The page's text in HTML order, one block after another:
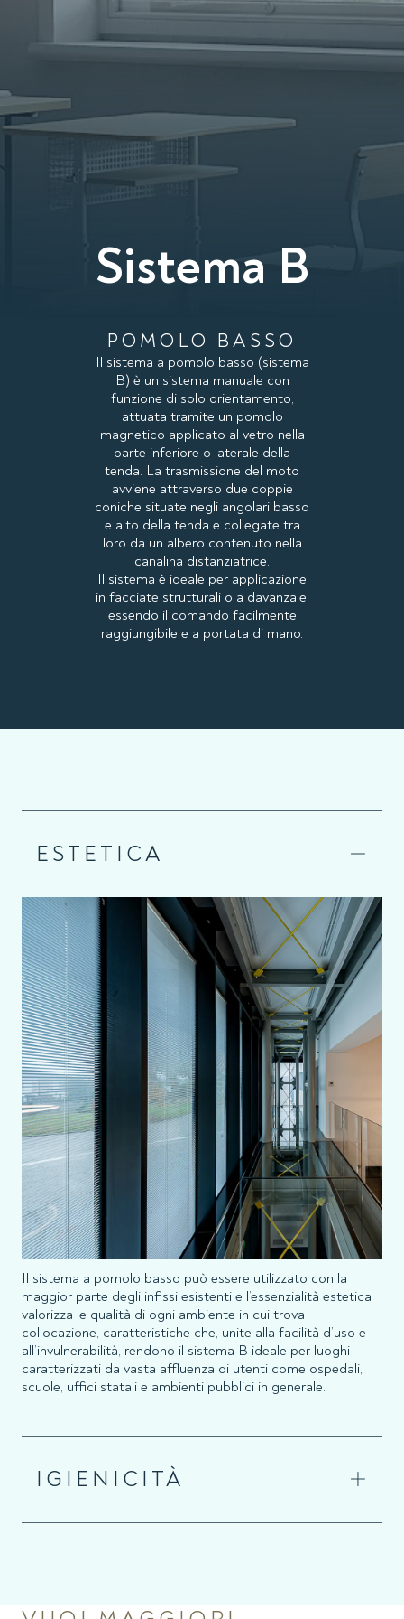
Sistema B
POMOLO BASSO
Il sistema a pomolo basso (sistema
B) è un sistema manuale con
funzione di solo orientamento,
attuata tramite un pomolo
magnetico applicato al vetro nella
parte inferiore o laterale della
tenda. La trasmissione del moto
avviene attraverso due coppie
coniche situate negli angolari basso
e alto della tenda e collegate tra
loro da un albero contenuto nella
canalina distanziatrice.
Il sistema è ideale per applicazione
in facciate strutturali o a davanzale,
essendo il comando facilmente
raggiungibile e a portata di mano.
ESTETICA
Il sistema a pomolo basso può essere utilizzato con la
maggior parte degli infissi esistenti e l’essenzialità estetica
valorizza le qualità di ogni ambiente in cui trova
collocazione, caratteristiche che, unite alla facilità d’uso e
all’invulnerabilità, rendono il sistema B ideale per luoghi
caratterizzati da vasta affluenza di utenti come ospedali,
scuole, uffici statali e ambienti pubblici in generale.
IGIENICITÀ